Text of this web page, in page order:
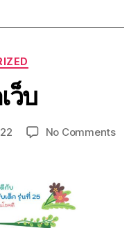
ว็บ
No Comments